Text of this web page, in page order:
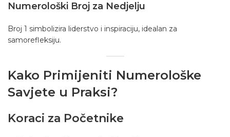
Numerološki Broj za Nedjelju
Broj 1 simbolizira liderstvo i inspiraciju, idealan za
samorefleksiju.
Kako Primijeniti Numerološke
Savjete u Praksi?
Koraci za Početnike